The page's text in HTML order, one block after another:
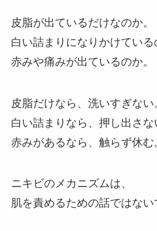
皮脂が出ているだけなのか。
白い詰まりになりかけている
赤みや痛みが出ているのか。
皮脂だけなら、洗いすぎない
白い詰まりなら、押し出さな
赤みがあるなら、触らず休む
ニキビのメカニズムは、
肌を責めるための話ではない